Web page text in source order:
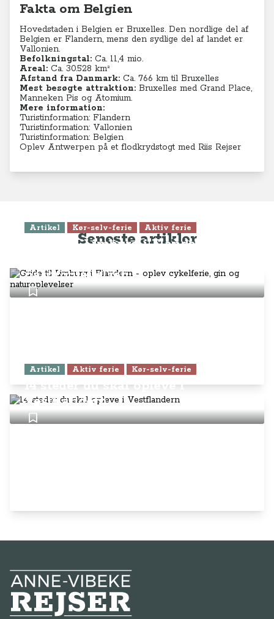
Fakta om Belgien
Hovedstaden i Belgien er Bruxelles. Den nordlige del af
Belgien er Flandern, mens den sydlige del af landet er
Vallonien.
Befolkningstal: Ca. 11,4 mio.
Areal: Ca. 30.528 km²
Afstand fra Danmark: Ca. 766 km til Bruxelles
Mest besøgte attraktion: Bruxelles med Grand Place,
Manneken Pis og Atomium.
Mere information:
Turistinformation: Flandern
Turistinformation: Vallonien
Turistinformation: Belgien
Oplev Antwerpen på et flodkrydstogt med Riis Rejser
Seneste artikler
Artikel Kør-selv-ferie Aktiv ferie
Guide til Limburg i Flandern -
naturoplevelser
Artikel Aktiv ferie Kør-selv-ferie
14 steder du skal opleve i
Vestflandern
Anne-Vibeke Rejser